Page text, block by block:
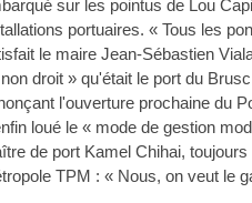
sur les pointus de Lou
portuaires. « Tous les
le maire Jean-Sébastien
droit » qu'était le port du
l'ouverture prochaine du
loué le « mode de gestion
de port Kamel Chihai,
TPM : « Nous, on veut le